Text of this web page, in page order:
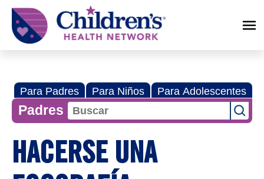
Children's
Health
Network
Para Padres Para Niños Para Adolescentes
Padres
HACERSE UNA